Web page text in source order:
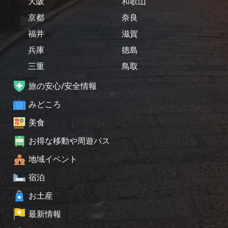
京都
福井
兵庫
三重
奈良
滋賀
徳島
鳥取
旅の安心/安全情報
みどころ
美食
お得な移動や周遊パス
地域イベント
宿泊
お土産
最新情報